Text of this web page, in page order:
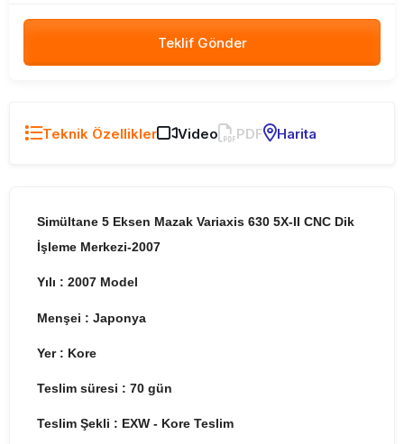
Teklif Gönder
Teknik Özellikler Video PDF Harita
Simültane 5 Eksen Mazak Variaxis 630 5X-II CNC Dik
İşleme Merkezi-2007
Yılı : 2007 Model
Menşei : Japonya
Yer : Kore
Teslim süresi : 70 gün
Teslim Şekli : EXW - Kore Teslim